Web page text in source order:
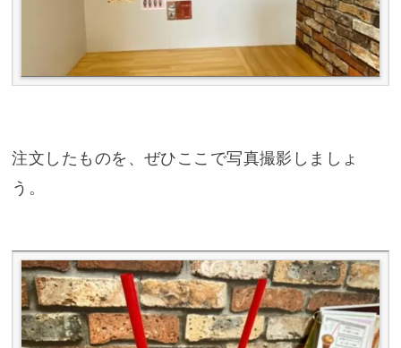
注文したものを、ぜひここで写真撮影しましょ
う。